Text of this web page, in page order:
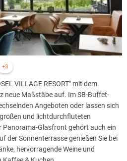
+3
VILLAGE RESORT" mit dem
neue Maßstäbe auf. Im SB-Buffet-
Angeboten oder lassen sich
und lichtdurchfluteten
Glasfront gehört auch ein
der Sonnenterrasse genießen Sie bei
hervorragende Weine und